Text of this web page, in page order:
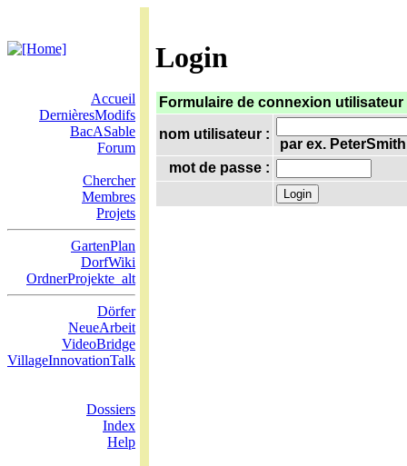
Login
Accueil
DernièresModifs
BacASable
Forum
Chercher
Membres
Projets
GartenPlan
DorfWiki
OrdnerProjekte_alt
Dörfer
NeueArbeit
VideoBridge
VillageInnovationTalk
Dossiers
Index
Help
Formulaire de connexion utilisateur
nom utilisateur :
par ex. PeterSmith
mot de passe :